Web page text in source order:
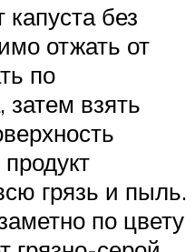
капуста без
отжать от
по
затем взять
грязь и пыль.
по цвету